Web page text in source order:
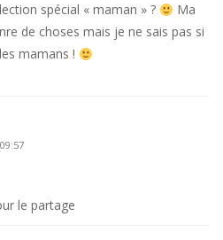
spécial « maman » ?
Ma
de choses mais je ne sais pas si
mamans !
le partage